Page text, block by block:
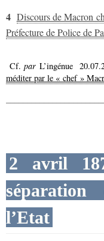
4 Discours de Macron
Préfecture de Police de
Cf.parL’ingénue
méditer par le « chef »
2 avril
l’Etat